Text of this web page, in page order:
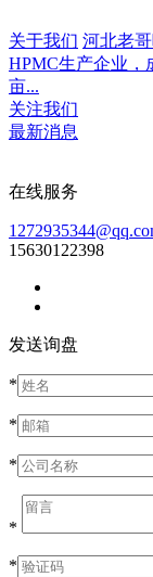
关于我们 河北老
HPMC生产企业，
亩...
关注我们
最新消息
在线服务
15630122398
发送询盘
*
*
*
*
*